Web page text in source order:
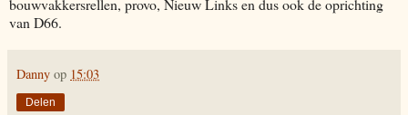
bouwvakkersrellen, provo, Nieuw Links en dus ook de oprichting
van D66.
Danny op 15:03
Delen